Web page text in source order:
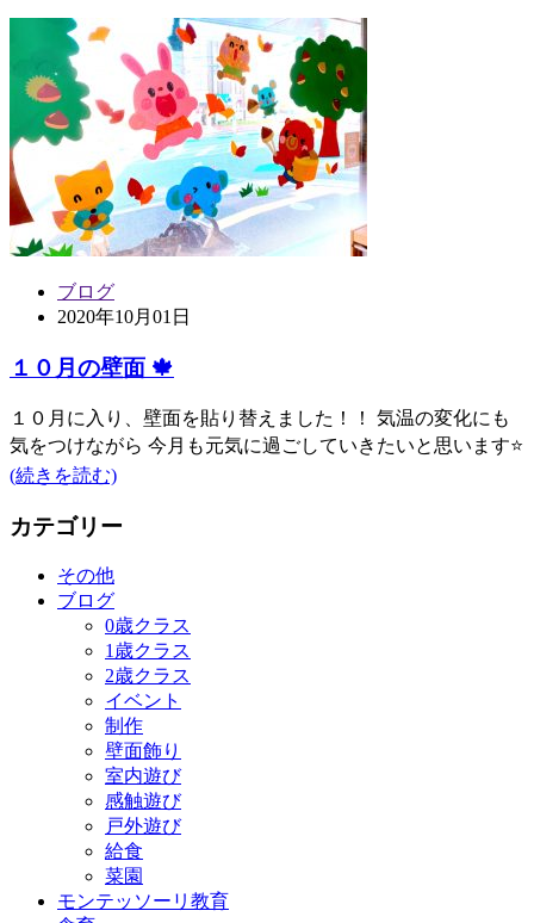
ブログ
2020年10月01日
１０月の壁面 🍁
１０月に入り、壁面を貼り替えました！！ 気温の変化にも
気をつけながら 今月も元気に過ごしていきたいと思います⭐️
(続きを読む)
カテゴリー
その他
ブログ
0歳クラス
1歳クラス
2歳クラス
イベント
制作
壁面飾り
室内遊び
感触遊び
戸外遊び
給食
菜園
モンテッソーリ教育